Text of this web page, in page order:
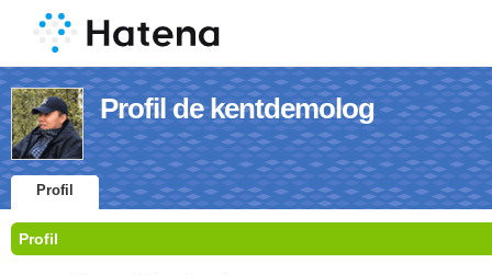
Profil de kentdemolog
Profil
Profil